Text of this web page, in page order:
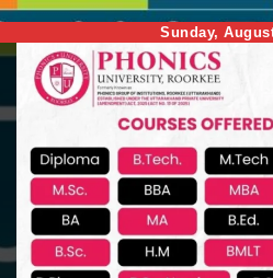
to
content
Sunday,